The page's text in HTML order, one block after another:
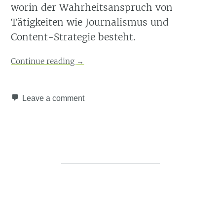
worin der Wahrheitsanspruch von
Tätigkeiten wie Journalismus und
Content-Strategie besteht.
Continue reading →
Leave a comment